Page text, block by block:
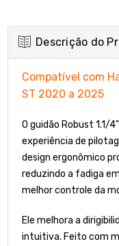
Descrição do
Compatível com
ST 2020 a 2025
O guidão Robust 1.1/
experiência de
design ergonômico
reduzindo a fadiga
melhor controle da
Ele melhora a
intuitiva. Feito com